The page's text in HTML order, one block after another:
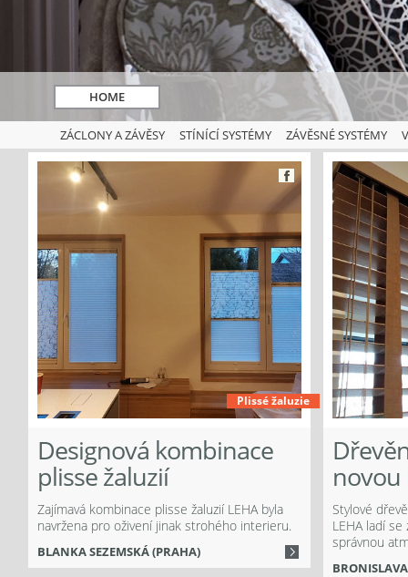
HOME
ZÁCLONY A ZÁVĚSY STÍNÍCÍ SYSTÉMY ZÁVĚSNÉ SYSTÉMY
Plissé žaluzie
Designová kombinace
plisse žaluzií
Zajímavá kombinace plisse žaluzií LEHA byla
navržena pro oživení jinak strohého interieru.
BLANKA SEZEMSKÁ (PRAHA)
Stylové
LEHA ladí
správnou
Facebook